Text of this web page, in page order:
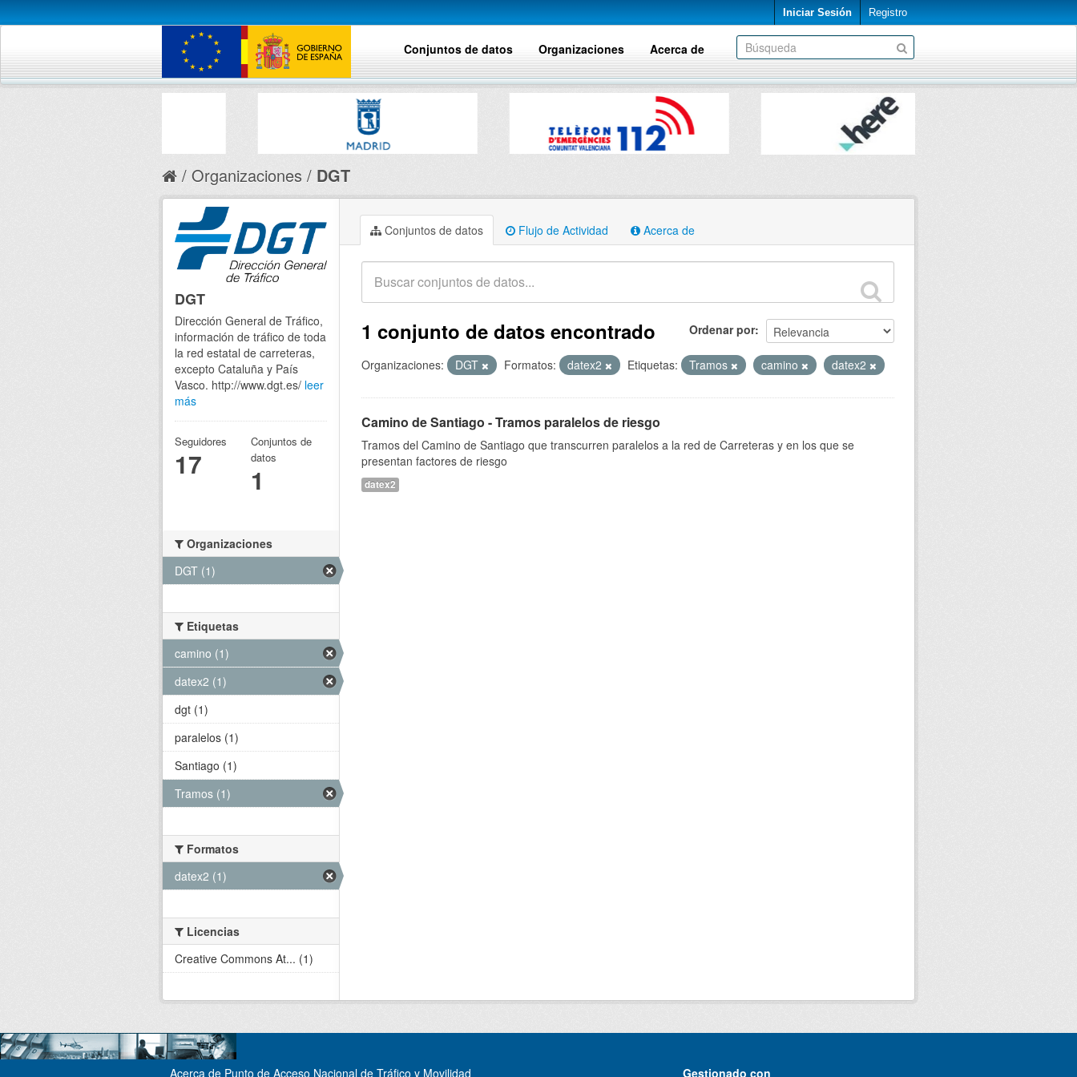
Iniciar Sesión Registro
Conjuntos de datos Organizaciones Acerca de
Organizaciones DGT
Conjuntos de datos Flujo de Actividad Acerca de
Ordenar por
1 conjunto de datos encontrado
Organizaciones: DGT Formatos: datex2 Etiquetas: Tramos camino datex2
Camino de Santiago - Tramos paralelos de riesgo
Tramos del Camino de Santiago que transcurren paralelos a la red de Carreteras y en los que se
presentan factores de riesgo
datex2
DGT
Dirección General de Tráfico,
información de tráfico de toda
la red estatal de carreteras,
excepto Cataluña y País
Vasco. http://www.dgt.es/ leer
más
Seguidores
17
Conjuntos de
datos
1
Organizaciones
DGT (1)
Etiquetas
camino (1)
datex2 (1)
dgt (1)
paralelos (1)
Santiago (1)
Tramos (1)
Formatos
datex2 (1)
Licencias
Creative Commons At... (1)
Acerca de Punto de Acceso Nacional de Tráfico y Movilidad Gestionado con